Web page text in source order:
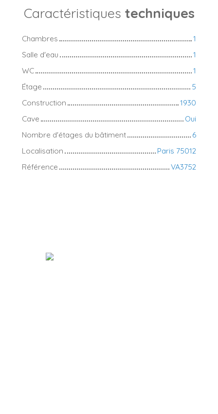
Caractéristiques techniques
Chambres
1
Salle d'eau
1
WC
1
Étage
5
Construction
1930
Cave
Oui
Nombre d'étages du bâtiment
6
Localisation
Paris 75012
Référence
VA3752